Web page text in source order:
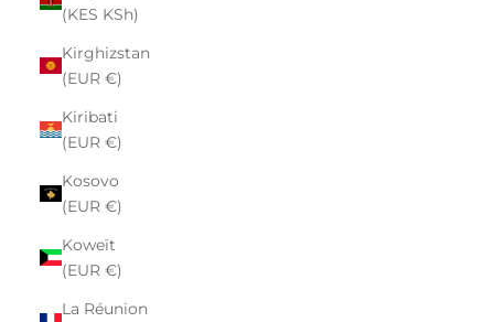
(KES KSh)
Kirghizstan
(EUR €)
Kiribati
(EUR €)
Kosovo
(EUR €)
Koweït
(EUR €)
La Réunion